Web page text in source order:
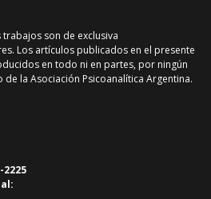
son de exclusiva
Los artículos publicados en el presente
en todo ni en partes, por ningún
la Asociación Psicoanalítica Argentina.
2225